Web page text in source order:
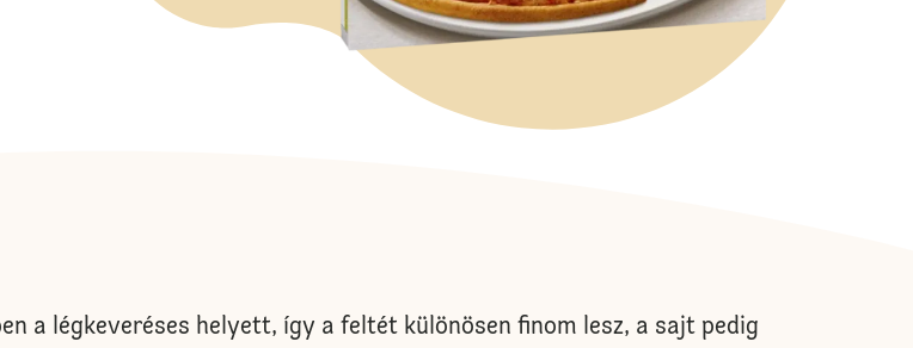
a légkeveréses helyett, így a feltét különösen finom lesz, a sajt pedig